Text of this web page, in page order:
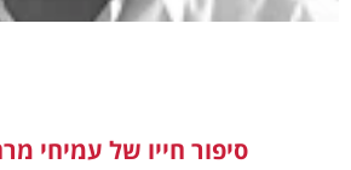
סיפור חייו של עמיחי